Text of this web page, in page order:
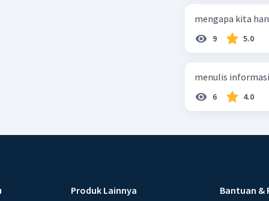
mengapa kita
9 5.0
menulis
6 4.0
Produk Lainnya Bantuan &